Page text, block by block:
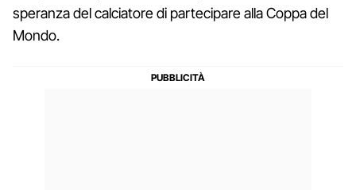
speranza del calciatore di partecipare alla Coppa del
Mondo.